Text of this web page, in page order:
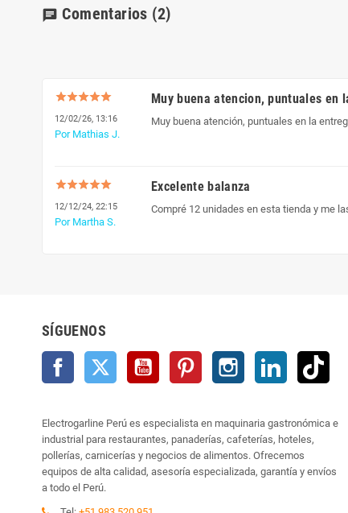
chat Comentarios (2)
12/02/26, 13:16
Por Mathias J.
Muy buena atencion, puntuales en
Muy buena atención, puntuales en la
12/12/24, 22:15
Por Martha S.
Excelente balanza
Compré 12 unidades en esta tienda y me
SÍGUENOS
Facebook Twitter YouTube Pinterest Instagram LinkedIn
Electrogarline Perú es especialista en maquinaria gastronómica e
industrial para restaurantes, panaderías, cafeterías, hoteles,
pollerías, carnicerías y negocios de alimentos. Ofrecemos
equipos de alta calidad, asesoría especializada, garantía y envíos
a todo el Perú.